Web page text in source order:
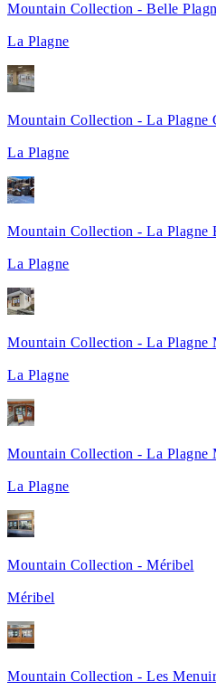
Mountain Collection - Belle
La Plagne
Mountain Collection - La Plagne
La Plagne
Mountain Collection - La Plagne
La Plagne
Mountain Collection - La Plagne
La Plagne
Mountain Collection - La Plagne
La Plagne
Mountain Collection - Méribel
Méribel
Mountain Collection - Les